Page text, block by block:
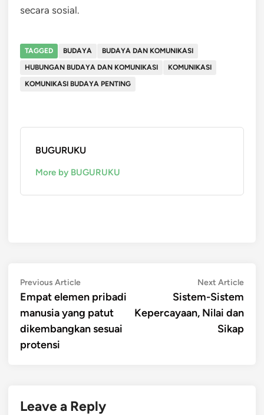
secara sosial.
TAGGED BUDAYA
BUDAYA DAN KOMUNIKASI
HUBUNGAN BUDAYA DAN KOMUNIKASI
KOMUNIKASI
KOMUNIKASI BUDAYA PENTING
BUGURUKU
More by BUGURUKU
Post
navigation
Previous ArticlePrevious
article:
Empat elemen pribadi
manusia yang patut
dikembangkan sesuai
protensi
Next ArticleNext
Sistem-Sistem
Kepercayaan, Nilai dan
Sikap
Leave a Reply